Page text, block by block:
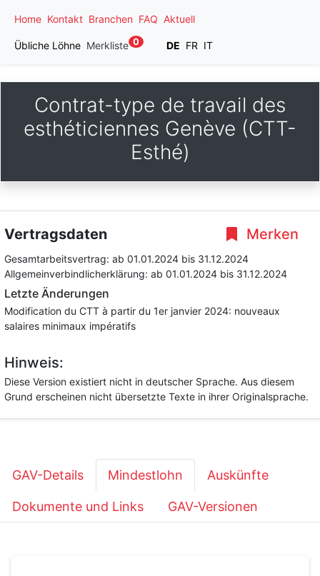
Home Kontakt Branchen FAQ Aktuell
Übliche Löhne Merkliste 0 DE FR IT
Contrat-type de travail des
esthéticiennes Genève (CTT-
Esthé)
Merken
Vertragsdaten
Gesamtarbeitsvertrag: ab 01.01.2024 bis 31.12.2024
Allgemeinverbindlicherklärung: ab 01.01.2024 bis 31.12.2024
Letzte Änderungen
Modification du CTT à partir du 1er janvier 2024: nouveaux
salaires minimaux impératifs
Hinweis:
Diese Version existiert nicht in deutscher Sprache. Aus diesem
Grund erscheinen nicht übersetzte Texte in ihrer Originalsprache.
GAV-Details Mindestlohn Auskünfte
Dokumente und Links GAV-Versionen